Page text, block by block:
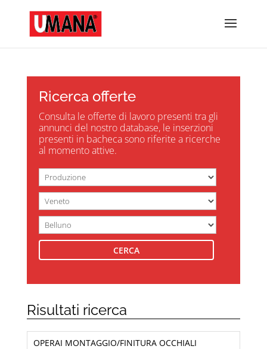
Ricerca offerte
Consulta le offerte di lavoro presenti tra gli
annunci del nostro database, le inserzioni
presenti in bacheca sono riferite a ricerche
al momento attive.
Risultati ricerca
OPERAI MONTAGGIO/FINITURA OCCHIALI